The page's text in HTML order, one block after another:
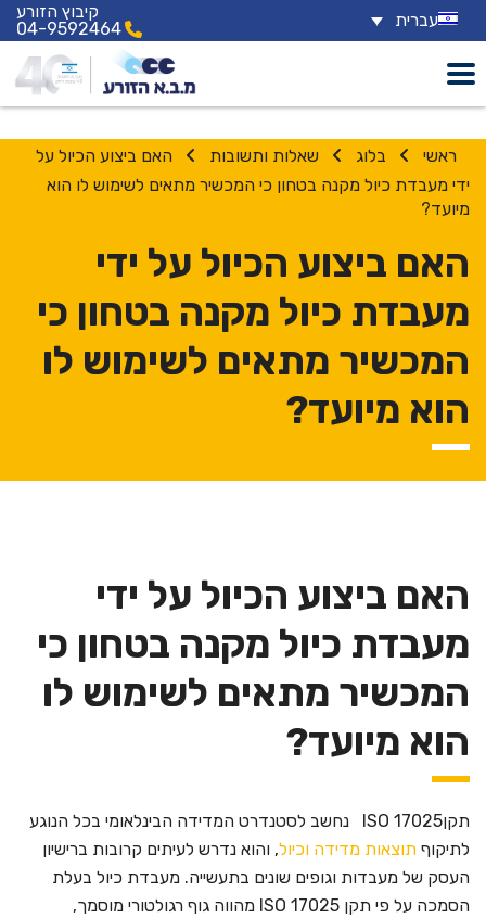
עברית
קיבוץ הזורע
04-9592464
בלוג שאלות ותשובות
האם ביצוע הכיול על
ידי מעבדת כיול מקנה בטחון כי המכשיר מתאים לשימוש לו הוא
מיועד?
האם ביצוע הכיול על ידי
מעבדת כיול מקנה בטחון כי
המכשיר מתאים לשימוש לו
הוא מיועד?
האם ביצוע הכיול על ידי
מעבדת כיול מקנה בטחון כי
המכשיר מתאים לשימוש לו
הוא מיועד?
תקןISO 17025 נחשב לסטנדרט המדידה הבינלאומי בכל הנוגע
לתיקוף תוצאות מדידה וכיול, והוא נדרש לעיתים קרובות ברישיון
העסק של מעבדות וגופים שונים בתעשייה. מעבדת כיול בעלת
הסמכה על פי תקן ISO 17025 מהווה גוף רגולטורי מוסמך,